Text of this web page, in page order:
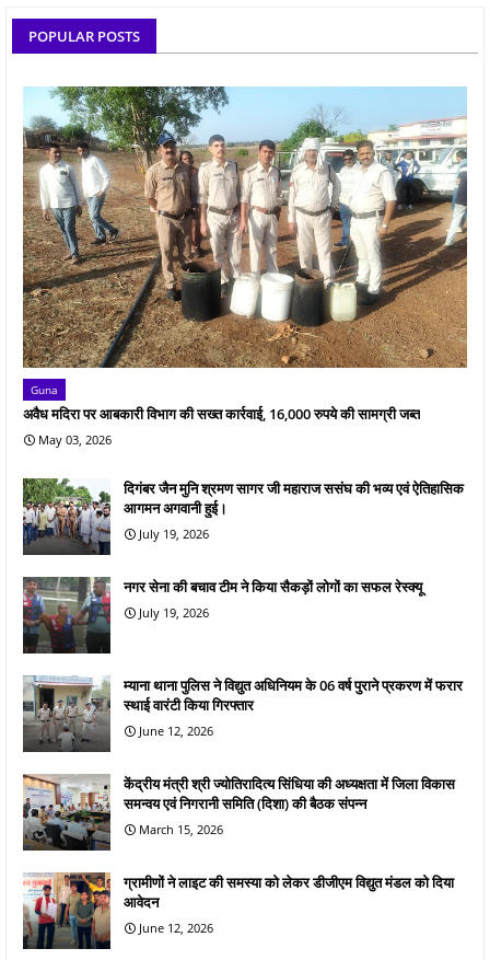
POPULAR POSTS
Guna
अवैध मदिरा पर आबकारी विभाग की सख्त कार्रवाई, 16,000 रुपये की सामग्री जब्त
May 03, 2026
दिगंबर जैन मुनि श्रमण सागर जी महाराज ससंघ की भव्य एवं ऐतिहासिक
आगमन अगवानी हुई।
July 19, 2026
नगर सेना की बचाव टीम ने किया सैकड़ों लोगों का सफल रेस्क्यू
July 19, 2026
म्याना थाना पुलिस ने विद्युत अधिनियम के 06 वर्ष पुराने प्रकरण में फरार
स्थाई वारंटी किया गिरफ्तार
June 12, 2026
केंद्रीय मंत्री श्री ज्योतिरादित्य सिंधिया की अध्यक्षता में जिला विकास
समन्वय एवं निगरानी समिति (दिशा) की बैठक संपन्न
March 15, 2026
ग्रामीणों ने लाइट की समस्या को लेकर डीजीएम विद्युत मंडल को दिया
आवेदन
June 12, 2026